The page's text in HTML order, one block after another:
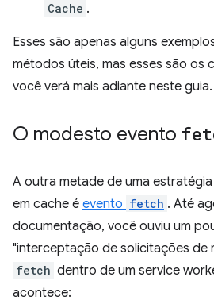
Cache .
Esses são apenas alguns
métodos úteis, mas esses são os
você verá mais adiante neste guia.
O modesto evento
A outra metade de uma
em cache é evento fetch . Até
documentação, você ouviu um
"interceptação de solicitações de
fetch dentro de um service
acontece: